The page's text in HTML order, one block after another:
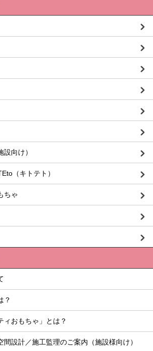
向け）
（キトテト）
ちゃ
？
ィおもちゃ」とは？
間設計／施工監理のご案内（施設様向け）